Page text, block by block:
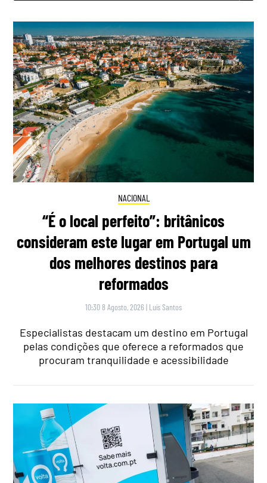
NACIONAL
“É o local perfeito”: britânicos
consideram este lugar em Portugal um
dos melhores destinos para
reformados
10:30 8 Agosto, 2026 | Luís Santos
Especialistas destacam um destino em Portugal
pelas condições que oferece a reformados que
procuram tranquilidade e acessibilidade